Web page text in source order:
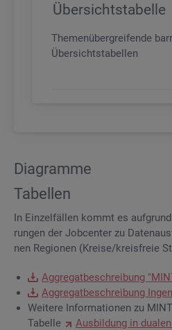
Übersichtstabelle
Themenübergreifende
Übersichtstabellen
Dia­gram­me
Ta­bel­len
In Ein­zel­fäl­len kommt es
run­gen der Job­cen­ter zu
nen Re­gio­nen (Krei­se/kreis­freie
Ag­gre­gat­be­schrei­bung
Ag­gre­gat­be­schrei­bung
Wei­te­re In­for­ma­tio­nen zu
Ta­bel­le
Aus­bil­dung in